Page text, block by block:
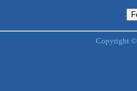
Copyright ©